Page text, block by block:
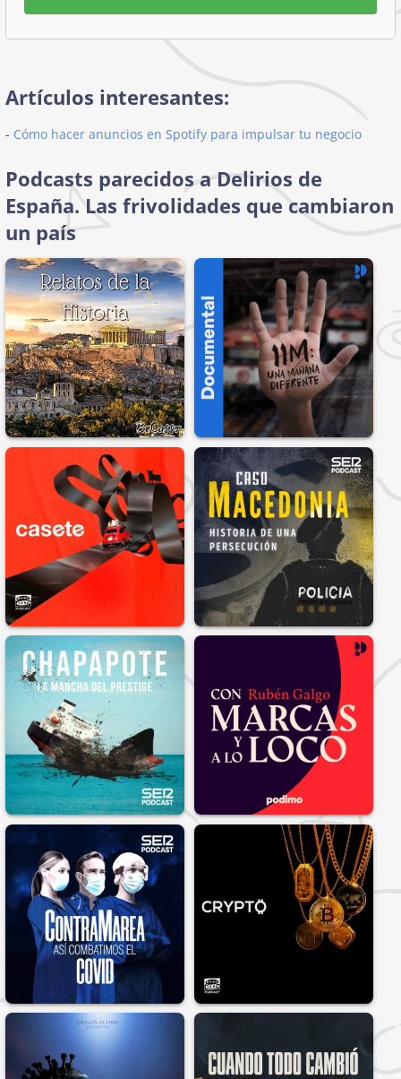
Artículos interesantes:
- Cómo hacer anuncios en Spotify para impulsar tu negocio
Podcasts parecidos a Delirios de
España. Las frivolidades que cambiaron
un país